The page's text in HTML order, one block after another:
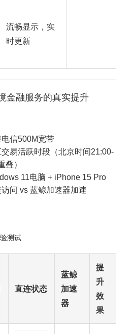
流畅显示，实
时更新
金融服务的真实提升
信500M宽带
交易活跃时段（北京时间21:00-
叠）
11电脑 + iPhone 15 Pro
访问 vs 蓝鲸加速器加速
测试
直连状态
蓝鲸
加速
器
提
升
效
果